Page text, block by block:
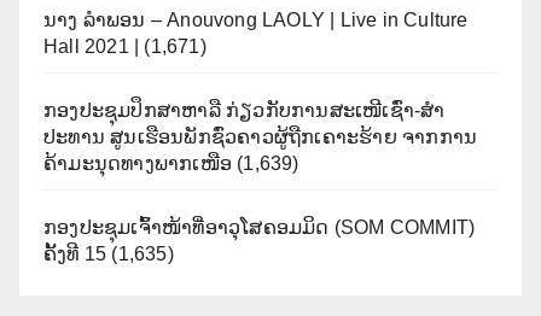
ນາງ ລຳພອນ – Anouvong LAOLY | Live in Culture
Hall 2021 |
(1,671)
ກອງປະຊຸມປຶກສາຫາລື ກ່ຽວກັບການສະເໜີເຊົ່າ-ສໍາ
ປະທານ ສູນເຮືອນພັກຊົ່ວຄາວຜູ້ຖືກເຄາະຮ້າຍ ຈາກການ
ຄ້າມະນຸດທາງພາກເໜືອ (1,639)
ກອງປະຊຸມເຈົ້າໜ້າທີ່ອາວຸໂສຄອມມິດ (SOM COMMIT)
ຄັ້ງທີ 15 (1,635)